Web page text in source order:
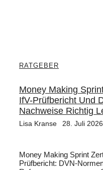
RATGEBER
Money Making
IfV-Prüfbericht Und
Nachweise Richtig
Lisa Kranse 28. Juli 2026
Money Making Sprint
Prüfbericht: DVN-